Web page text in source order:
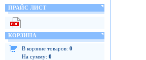
ПРАЙС ЛИСТ
КОРЗИНА
В корзине товаров: 0
На сумму: 0